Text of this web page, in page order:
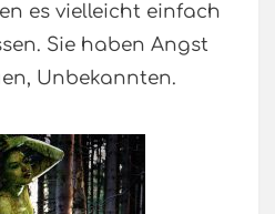
es vielleicht einfach
Sie haben Angst
Unbekannten.